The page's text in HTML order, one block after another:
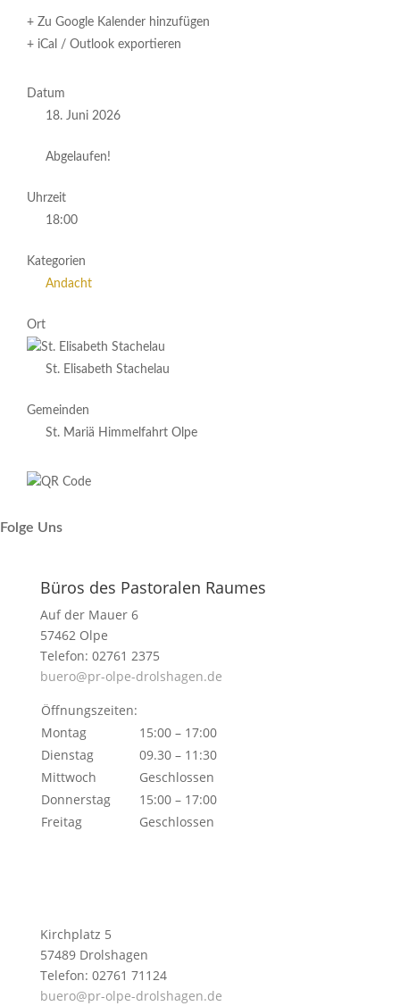
+ Zu Google Kalender hinzufügen
+ iCal / Outlook exportieren
Datum
18. Juni 2026
Abgelaufen!
Uhrzeit
18:00
Kategorien
Andacht
Ort
St. Elisabeth Stachelau
Gemeinden
St. Mariä Himmelfahrt Olpe
Folge Uns
Büros des Pastoralen Raumes
Auf der Mauer 6
57462 Olpe
Telefon: 02761 2375
buero@pr-olpe-drolshagen.de
Öffnungszeiten:
Montag
15:00 – 17:00
Dienstag
09.30 – 11:30
Mittwoch
Geschlossen
Donnerstag
15:00 – 17:00
Freitag
Geschlossen
Kirchplatz 5
57489 Drolshagen
Telefon: 02761 71124
buero@pr-olpe-drolshagen.de